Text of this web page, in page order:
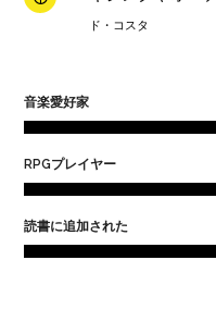
ド・コスタ
音楽愛好家
RPGプレイヤー
読書に追加された